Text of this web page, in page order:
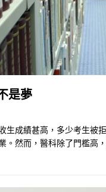
是夢
生成績甚高，多少考生被
。然而，醫科除了門檻高